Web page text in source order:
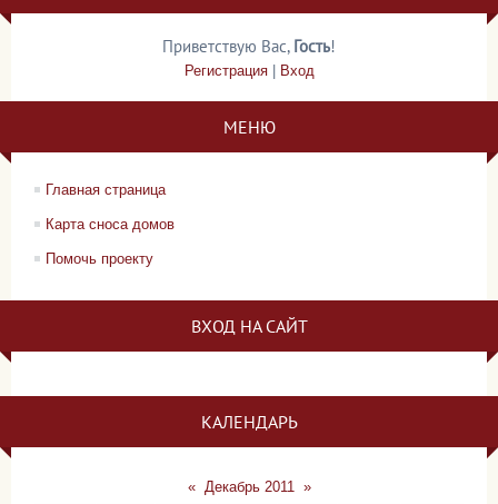
Приветствую Вас, Гость!
Регистрация| Вход
МЕНЮ
Главная страница
Карта сноса домов
Помочь проекту
ВХОД НА САЙТ
КАЛЕНДАРЬ
« Декабрь 2011 »